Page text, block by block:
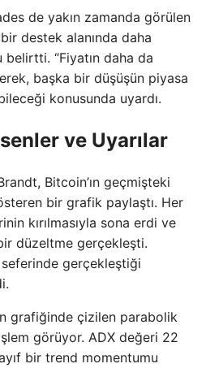
de yakın zamanda görülen
destek alanında daha
“Fiyatın daha da
başka bir düşüşün piyasa
konusunda uyardı.
ve Uyarılar
Bitcoin’ın geçmişteki
bir grafik paylaştı. Her
kırılmasıyla sona erdi ve
düzeltme gerçekleşti.
gerçekleştiği
grafiğinde çizilen parabolik
görüyor. ADX değeri 22
bir trend momentumu